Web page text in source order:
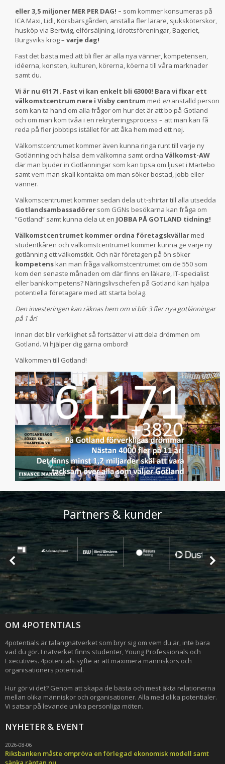
eller 3,5 miljoner MER PER DAG! – som kommer konsumeras på
ICA Maxi, Lidl, Körsbärsgården, anställa fler lärare, sjuksköterskor,
husköp via Bertwig, elförsäljning, idrottsföreningar, Bageriet,
Burgsviks krog – varje dag!
Fast det bästa med att bli fler är alla nya vänner, kompetensen,
idéerna, konsten, kulturen, körerna, köerna till våra marknader
samt du.
Vi är nu 61171. Fast vi kan enkelt bli 63000! Bara vi fixar ett
välkomstcentrum nere i Visby centrum med en anställd person
som kan ta hand om alla frågor om hur det är att bo på Gotland
och om man kom tvåa i en rekryteringsprocess – att man kan få
reda på fler jobbtips istället för att åka hem med ett nej.
Välkomstcentrumet kommer även kunna ringa runt till varje ny
Gotlänning och hälsa dem välkomna samt ordna Välkomst-AW
där man bjuder in Gotlänningar som kan tipsa om ljuset i Martebo
samt vem man skall kontakta om man söker bostad, jobb eller
vänner.
Välkomscentrumet kommer sedan dela ut t-shirtar till alla utsedda
Gotlandsambassadörer som GGNs besökarna kan fråga om
”Gotland” samt kunna dela ut en JOBBA PÅ GOTLAND tidning!
Välkomstcentrumet kommer ordna företagskvällar med
studentkåren och välkomstcentrumet kommer kunna ge varje ny
gotlänning ett välkomstkit. Och när företagen på ön söker
kompetens kan man fråga välkomstcentrumet om de 550 som
kom den senaste månaden om där finns en läkare, IT-specialist
eller bankkompetens? Näringslivschefen på Gotland kan hjälpa
potentiella företagare med att starta bolag.
Den investeringen kan räknas hem om vi blir 3 fler nya gotlänningar
på 1 år!
Innan det blir verklighet så fortsätter vi att dela drömmen om
Gotland. Vi hjälper dig gärna ombord!
Välkommen till Gotland!
Partners & kunder
OM 4POTENTIALS
4potentials är talangnätverket som bryr sig om vem du är, inte bara
vad du gör. I nätverket finns studenter, Young Professionals och
Executives. 4potentials syfte är att maximera människors och
organisationers potential.
Hur gör vi det? Genom att skapa de bästa och mest äkta relationerna
mellan olika människor och organisationer. Alla med olika potentialer.
Vi satsar på levande unika personliga möten.
NYHETER & EVENT
2026-08-06
Riksbanken måste ompröva en förlegad ekonomisk modell samt